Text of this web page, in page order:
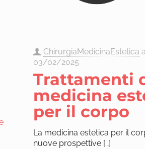
ChirurgiaMedicinaEstetica a
03/02/2025
Trattamenti
medicina
per il corpo
La medicina estetica per il
nuove prospettive[…]